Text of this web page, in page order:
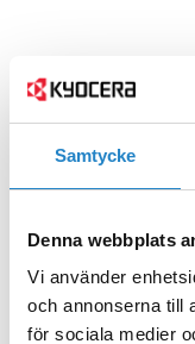
Samtycke
Denna webbplats
Vi använder
och annonserna till
för sociala medier